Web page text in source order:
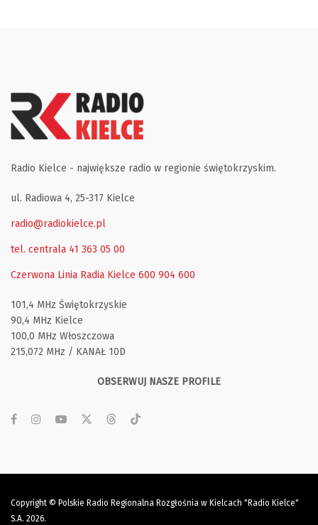
Radio Kielce - największe radio w regionie świętokrzyskim.
ul. Radiowa 4, 25-317 Kielce
radio@radiokielce.pl
tel. centrala 41 363 05 00
Czerwona Linia Radia Kielce 600 904 600
101,4 MHz Świętokrzyskie
90,4 MHz Kielce
100,0 MHz Włoszczowa
215,072 MHz / KANAŁ 10D
OBSERWUJ NASZE PROFILE
Copyright © Polskie Radio Regionalna Rozgłośnia w Kielcach "Radio Kielce"
S.A. 2026.